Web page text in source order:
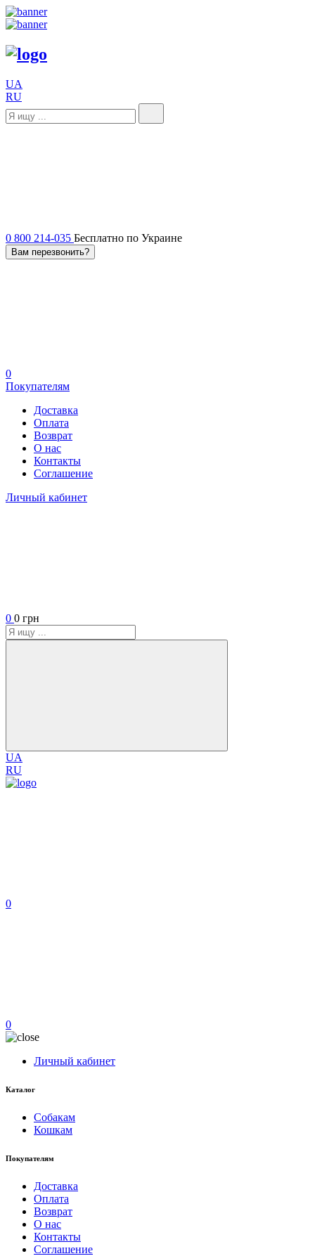
UA
RU
0 800 214-035 Бесплатно по Украине
Вам перезвонить?
0
Покупателям
Доставка
Оплата
Возврат
О нас
Контакты
Соглашение
Личный кабинет
0 0 грн
UA
RU
0
0
Личный кабинет
Каталог
Собакам
Кошкам
Покупателям
Доставка
Оплата
Возврат
О нас
Контакты
Соглашение